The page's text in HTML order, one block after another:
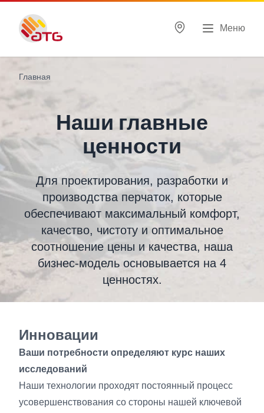
Меню
Главная
Наши главные
ценности
Для проектирования, разработки и
производства перчаток, которые
обеспечивают максимальный комфорт,
качество, чистоту и оптимальное
соотношение цены и качества, наша
бизнес-модель основывается на 4
ценностях.
Инновации
Ваши потребности определяют курс наших
исследований
Наши технологии проходят постоянный процесс
усовершенствования со стороны нашей ключевой